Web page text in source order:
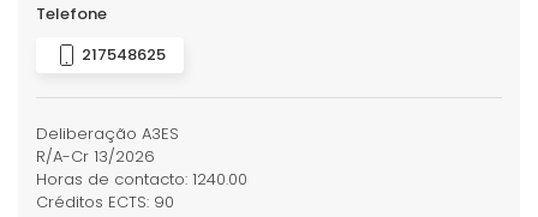
Telefone
217548625
Deliberação A3ES
R/A-Cr 13/2026
Horas de contacto: 1240.00
Créditos ECTS: 90